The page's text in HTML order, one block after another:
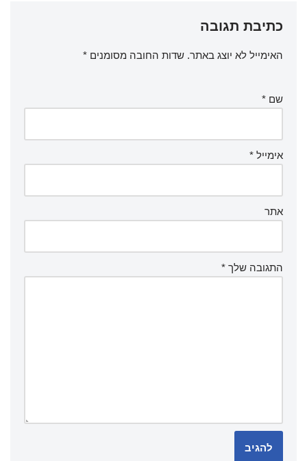
כתיבת תגובה
האימייל לא יוצג באתר. שדות החובה מסומנים *
שם *
אימייל *
אתר
התגובה שלך *